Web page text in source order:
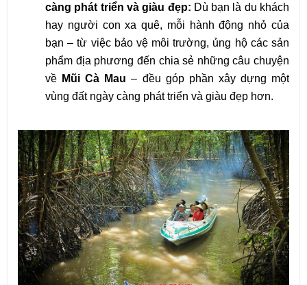
càng phát triển và giàu đẹp: Dù bạn là du khách
hay người con xa quê, mỗi hành động nhỏ của
bạn – từ việc bảo vệ môi trường, ủng hộ các sản
phẩm địa phương đến chia sẻ những câu chuyện
về Mũi Cà Mau – đều góp phần xây dựng một
vùng đất ngày càng phát triển và giàu đẹp hơn.